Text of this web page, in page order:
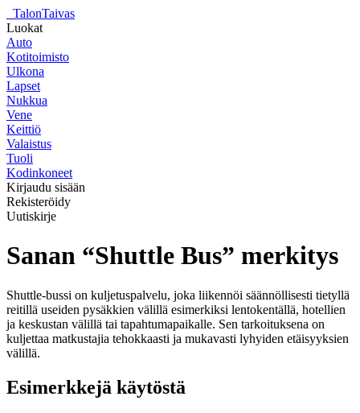
TalonTaivas
Luokat
Auto
Kotitoimisto
Ulkona
Lapset
Nukkua
Vene
Keittiö
Valaistus
Tuoli
Kodinkoneet
Kirjaudu sisään
Rekisteröidy
Uutiskirje
Sanan “Shuttle Bus” merkitys
Shuttle-bussi on kuljetuspalvelu, joka liikennöi säännöllisesti tietyllä
reitillä useiden pysäkkien välillä esimerkiksi lentokentällä, hotellien
ja keskustan välillä tai tapahtumapaikalle. Sen tarkoituksena on
kuljettaa matkustajia tehokkaasti ja mukavasti lyhyiden etäisyyksien
välillä.
Esimerkkejä käytöstä